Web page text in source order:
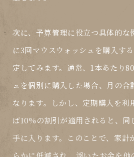
次に、予算管理に役立つ具体的な
に3回マウスウォッシュを購入す
定してみます。通常、1本あたり
ュを個別に購入した場合、月の
なります。しかし、 定期購入 を利
ば10%の割引が適用されると、
手に入ります。このことで、家計